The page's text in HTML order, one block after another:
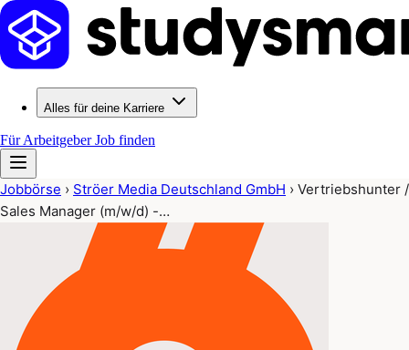
Alles für deine Karriere
Für ArbeitgeberJob finden
Jobbörse › Ströer Media Deutschland GmbH › Vertriebshunter /
Sales Manager (m/w/d) -…